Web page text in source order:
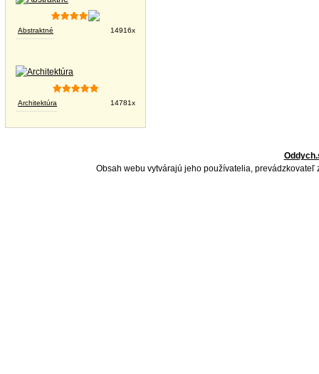
Abstraktné 14916x
Architektúra 14781x
Obsah webu vytvárajú jeho používatelia,